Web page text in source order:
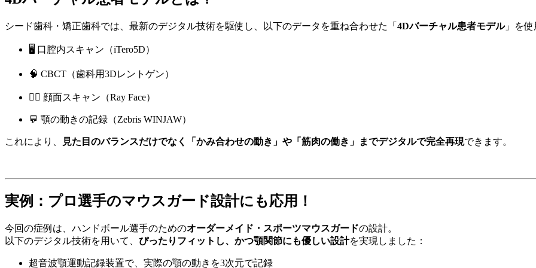
シード歯科・矯正歯科では、最新のデジタル技術を駆使し、以下のデータを重ね合わせた「 4Dバーチャル患者モデル」を使
🖥 口腔内スキャン（iTero5D）
🧠 CBCT（歯科用3Dレントゲン）
🧍‍♂️ 顔面スキャン（Ray Face）
💬 顎の動きの記録（Zebris WINJAW）
これにより、 見た目のバランスだけでなく「かみ合わせの動き」や「筋肉の働き」までデジタルで完全再現できます。
実例：プロ選手のマウスガード設計にも応用！
今回の症例は、ハンドボール選手のためのオーダーメイド・スポーツマウスガードの設計。
以下のデジタル技術を用いて、 ぴったりフィットし、かつ顎関節にも優しい設計を実現しました：
超音波顎運動記録装置で、実際の顎の動きを3次元で記録